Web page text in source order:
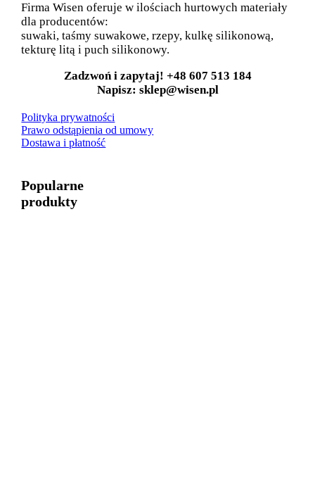
Firma Wisen oferuje w ilościach hurtowych materiały
dla producentów:
suwaki, taśmy suwakowe, rzepy, kulkę silikonową,
tekturę litą i puch silikonowy.
Zadzwoń i zapytaj! +48 607 513 184
Napisz: sklep@wisen.pl
Polityka prywatności
Prawo odstąpienia od umowy
Dostawa i płatność
Popularne
produkty